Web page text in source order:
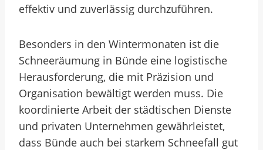
effektiv und zuverlässig durchzuführen.
Besonders in den Wintermonaten ist die
Schneeräumung in Bünde eine logistische
Herausforderung, die mit Präzision und
Organisation bewältigt werden muss. Die
koordinierte Arbeit der städtischen Dienste
und privaten Unternehmen gewährleistet,
dass Bünde auch bei starkem Schneefall gut